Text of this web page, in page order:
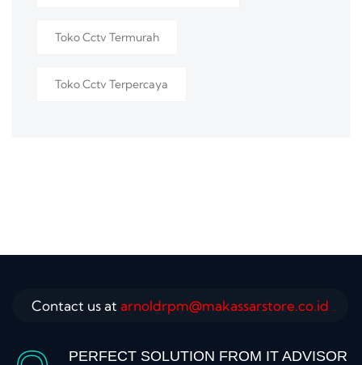
Toko Cctv Termurah
Toko Cctv Terpercaya
Contact us at arnoldrpm@makassarstore.co.id
PERFECT SOLUTION FROM IT ADVISOR